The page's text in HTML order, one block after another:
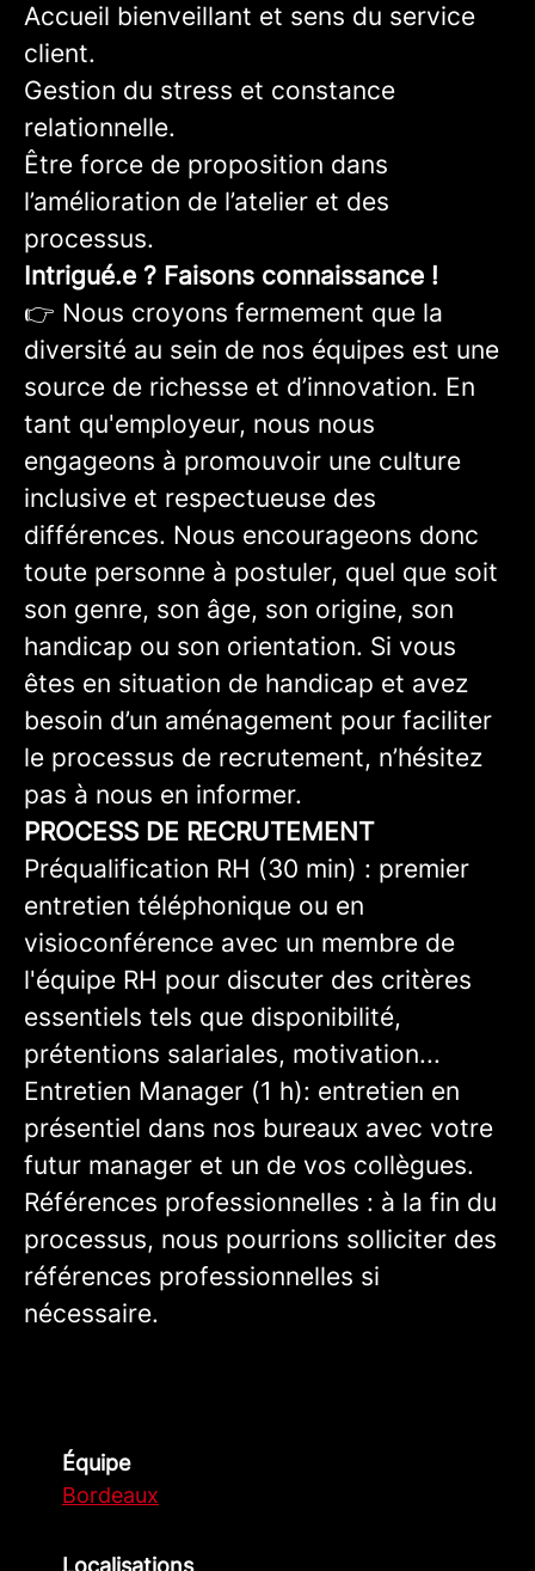
Accueil bienveillant et sens du service
client.
Gestion du stress et constance
relationnelle.
Être force de proposition dans
l’amélioration de l’atelier et des
processus.
Intrigué.e ? Faisons connaissance !
👉 Nous croyons fermement que la
diversité au sein de nos équipes est une
source de richesse et d’innovation. En
tant qu'employeur, nous nous
engageons à promouvoir une culture
inclusive et respectueuse des
différences. Nous encourageons donc
toute personne à postuler, quel que soit
son genre, son âge, son origine, son
handicap ou son orientation. Si vous
êtes en situation de handicap et avez
besoin d’un aménagement pour faciliter
le processus de recrutement, n’hésitez
pas à nous en informer.
PROCESS DE RECRUTEMENT
Préqualification RH (30 min) : premier
entretien téléphonique ou en
visioconférence avec un membre de
l'équipe RH pour discuter des critères
essentiels tels que disponibilité,
prétentions salariales, motivation...
Entretien Manager (1 h): entretien en
présentiel dans nos bureaux avec votre
futur manager et un de vos collègues.
Références professionnelles : à la fin du
processus, nous pourrions solliciter des
références professionnelles si
nécessaire.
Équipe
Bordeaux
Localisations